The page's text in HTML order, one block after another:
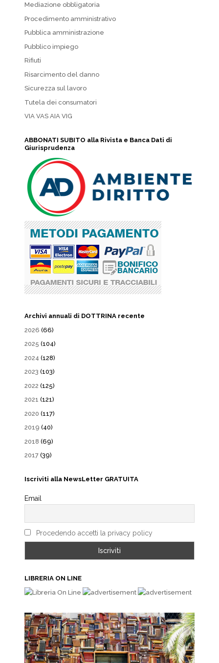
Mediazione obbligatoria
Procedimento amministrativo
Pubblica amministrazione
Pubblico impiego
Rifiuti
Risarcimento del danno
Sicurezza sul lavoro
Tutela dei consumatori
VIA VAS AIA VIG
ABBONATI SUBITO alla Rivista e Banca Dati di
Giurisprudenza
Archivi annuali di DOTTRINA recente
2026 (66)
2025 (104)
2024 (128)
2023 (103)
2022 (125)
2021 (121)
2020 (117)
2019 (40)
2018 (69)
2017 (39)
Iscriviti alla NewsLetter GRATUITA
Email
Procedendo accetti la privacy policy
LIBRERIA ON LINE